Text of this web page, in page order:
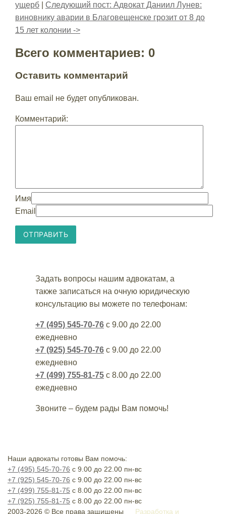
ущерб| Следующий пост: Адвокат Даниил Лунев:
виновнику аварии в Благовещенске грозит от 8 до
15 лет колонии ->
Всего комментариев: 0
Оставить комментарий
Ваш email не будет опубликован.
Комментарий:
Имя
Email
Задать вопросы нашим адвокатам, а
также записаться на очную юридическую
консультацию вы можете по телефонам:
+7 (495) 545-70-76с 9.00 до 22.00
ежедневно
+7 (925) 545-70-76с 9.00 до 22.00
ежедневно
+7 (499) 755-81-75с 8.00 до 22.00
ежедневно
Звоните – будем рады Вам помочь!
Наши адвокаты готовы Вам помочь:
+7 (495) 545-70-76 с 9.00 до 22.00 пн-вс
+7 (925) 545-70-76 с 9.00 до 22.00 пн-вс
+7 (499) 755-81-75 с 8.00 до 22.00 пн-вс
+7 (925) 755-81-75 с 8.00 до 22.00 пн-вс
2003-2026 © Все права защищены
Разработка и